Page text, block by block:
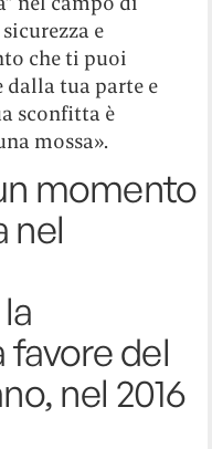
e
che ti puoi
dalla tua parte e
sconfitta è
mossa».
momento
nel
del
nel 2016